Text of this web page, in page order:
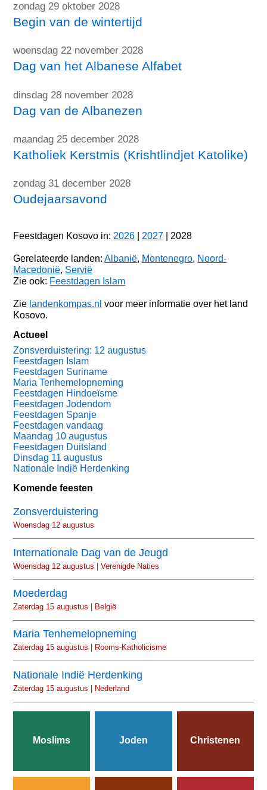
zondag 29 oktober 2028
Begin van de wintertijd
woensdag 22 november 2028
Dag van het Albanese Alfabet
dinsdag 28 november 2028
Dag van de Albanezen
maandag 25 december 2028
Katholiek Kerstmis (Krishtlindjet Katolike)
zondag 31 december 2028
Oudejaarsavond
Feestdagen Kosovo in: 2026 | 2027 | 2028
Gerelateerde landen:Albanië, Montenegro, Noord-
Macedonië, Servië
Zie ook: Feestdagen Islam
Zie landenkompas.nl voor meer informatie over het land
Kosovo.
Actueel
Zonsverduistering: 12 augustus
Feestdagen Islam
Feestdagen Suriname
Maria Tenhemelopneming
Feestdagen Hindoeïsme
Feestdagen Jodendom
Feestdagen Spanje
Feestdagen vandaag
Maandag 10 augustus
Feestdagen Duitsland
Dinsdag 11 augustus
Nationale Indië Herdenking
Komende feesten
Zonsverduistering
Woensdag 12 augustus
Internationale Dag van de Jeugd
Woensdag 12 augustus | Verenigde Naties
Moederdag
Zaterdag 15 augustus | België
Maria Tenhemelopneming
Zaterdag 15 augustus | Rooms-Katholicisme
Nationale Indië Herdenking
Zaterdag 15 augustus | Nederland
Moslims Joden Christenen